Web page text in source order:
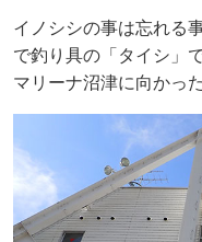
イノシシの事は忘れる
で釣り具の「タイシ」
マリーナ沼津に向かった